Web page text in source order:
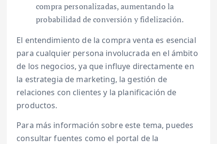
compra personalizadas, aumentando la
probabilidad de conversión y fidelización.
El entendimiento de la compra venta es esencial
para cualquier persona involucrada en el ámbito
de los negocios, ya que influye directamente en
la estrategia de marketing, la gestión de
relaciones con clientes y la planificación de
productos.
Para más información sobre este tema, puedes
consultar fuentes como el portal de la